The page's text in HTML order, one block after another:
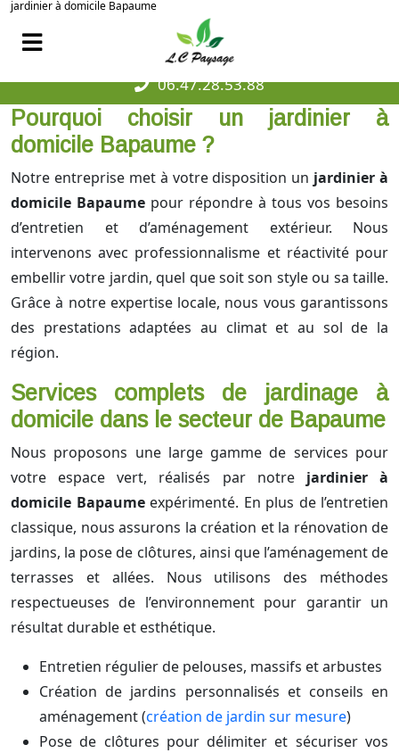
jardinier à domicile Bapaume
06.47.28.53.88
Pourquoi choisir un jardinier à
domicile Bapaume ?
Notre entreprise met à votre disposition un jardinier à
domicile Bapaume pour répondre à tous vos besoins
d’entretien et d’aménagement extérieur. Nous
intervenons avec professionnalisme et réactivité pour
embellir votre jardin, quel que soit son style ou sa taille.
Grâce à notre expertise locale, nous vous garantissons
des prestations adaptées au climat et au sol de la
région.
Services complets de jardinage à
domicile dans le secteur de Bapaume
Nous proposons une large gamme de services pour
votre espace vert, réalisés par notre jardinier à
domicile Bapaumeexpérimenté. En plus de l’entretien
classique, nous assurons la création et la rénovation de
jardins, la pose de clôtures, ainsi que l’aménagement de
terrasses et allées. Nous utilisons des méthodes
respectueuses de l’environnement pour garantir un
résultat durable et esthétique.
Entretien régulier de pelouses, massifs et arbustes
Création de jardins personnalisés et conseils en
aménagement (création de jardin sur mesure)
Pose de clôtures pour délimiter et sécuriser vos